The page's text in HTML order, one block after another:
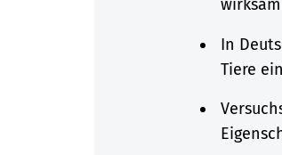
In
Tiere